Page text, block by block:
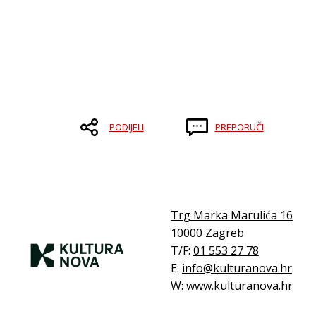
PODIJELI PREPORUČI
Trg Marka Marulića 16
10000 Zagreb
T/F: 01 553 27 78
E: info@kulturanova.hr
W: www.kulturanova.hr